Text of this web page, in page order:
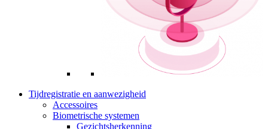
Tijdregistratie en aanwezigheid
Accessoires
Biometrische systemen
Gezichtsherkenning